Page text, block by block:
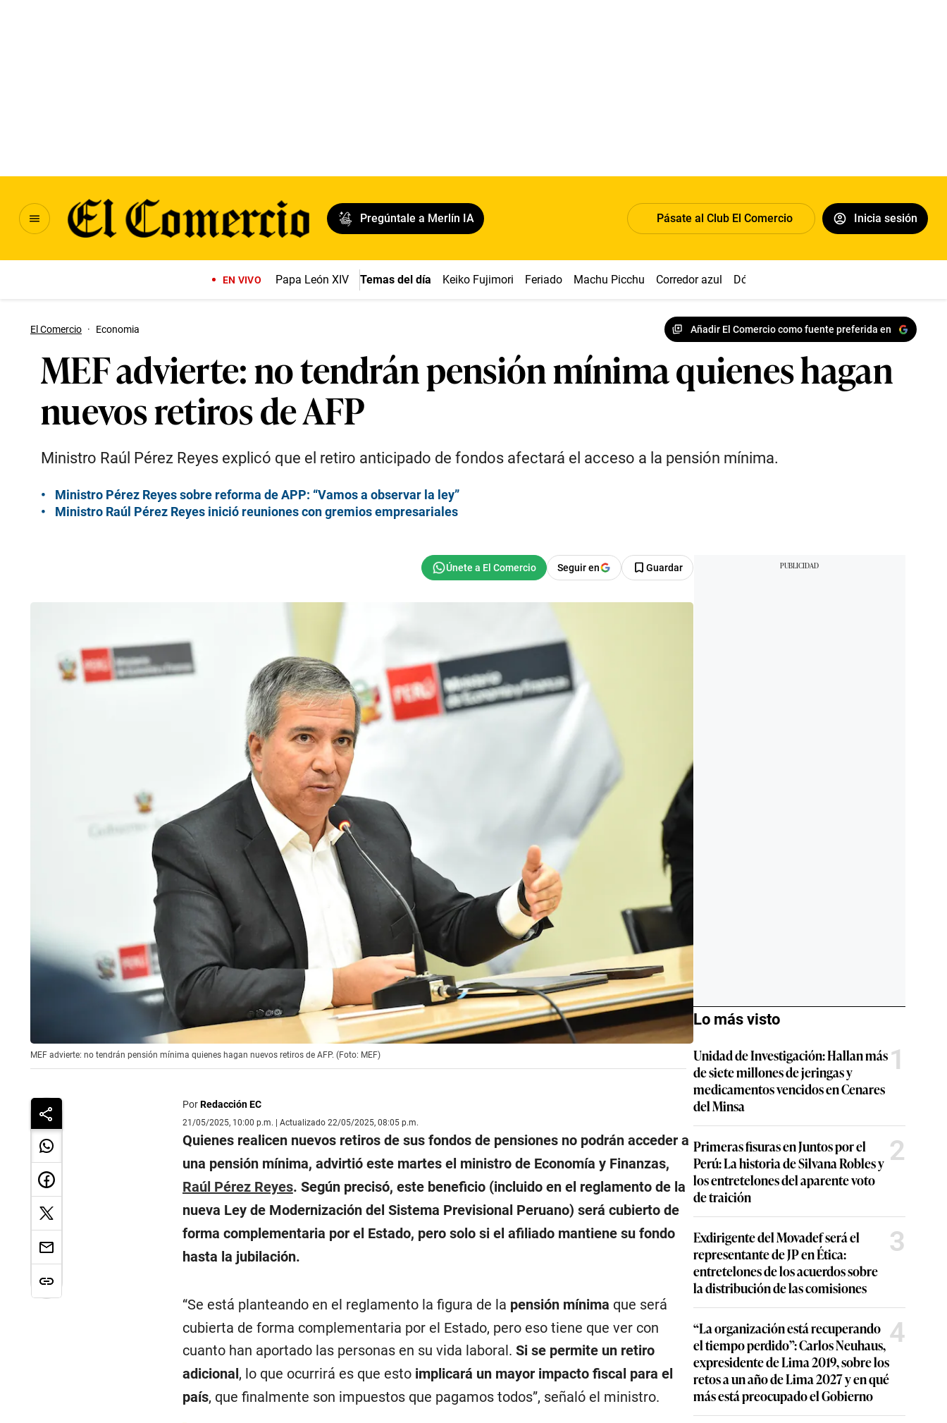
Pregúntale a Merlín IA Pásate al Club El Comercio Inicia sesión
EN VIVO Papa León XIV Temas del día Keiko Fujimori Feriado Machu Picchu Corredor azul Dólar
El Comercio · Economia Añadir El Comercio como fuente preferida en
MEF advierte: no tendrán pensión mínima quienes hagan
nuevos retiros de AFP
Ministro Raúl Pérez Reyes explicó que el retiro anticipado de fondos afectará el acceso a la pensión mínima.
Ministro Pérez Reyes sobre reforma de APP: “Vamos a observar la ley”
Ministro Raúl Pérez Reyes inició reuniones con gremios empresariales
Seguir en Guardar
MEF advierte: no tendrán pensión mínima quienes hagan nuevos retiros de AFP. (Foto: MEF)
PorRedacción EC
21/05/2025, 10:00 p.m. | Actualizado 22/05/2025, 08:05 p.m.
Quienes realicen nuevos retiros de sus fondos de pensiones no podrán acceder a
una pensión mínima, advirtió este martes el ministro de Economía y Finanzas,
Raúl Pérez Reyes. Según precisó, este beneficio (incluido en el reglamento de la
nueva Ley de Modernización del Sistema Previsional Peruano) será cubierto de
forma complementaria por el Estado, pero solo si el afiliado mantiene su fondo
hasta la jubilación.
“Se está planteando en el reglamento la figura de la pensión mínima que será
cubierta de forma complementaria por el Estado, pero eso tiene que ver con
cuanto han aportado las personas en su vida laboral. Si se permite un retiro
adicional, lo que ocurrirá es que estoimplicará un mayor impacto fiscal para el
país, que finalmente son impuestos que pagamos todos”, señaló el ministro.
Lo más visto
Unidad de Investigación: Hallan más
de siete millones de jeringas y
medicamentos vencidos en Cenares
del Minsa
1
Primeras fisuras en Juntos por el
Perú: La historia de Silvana Robles y
los entretelones del aparente voto
de traición
2
Exdirigente del Movadef será el
representante de JP en Ética:
entretelones de los acuerdos sobre
la distribución de las comisiones
3
“La organización está recuperando
el tiempo perdido”: Carlos Neuhaus,
expresidente de Lima 2019, sobre los
retos a un año de Lima 2027 y en qué
más está preocupado el Gobierno
4